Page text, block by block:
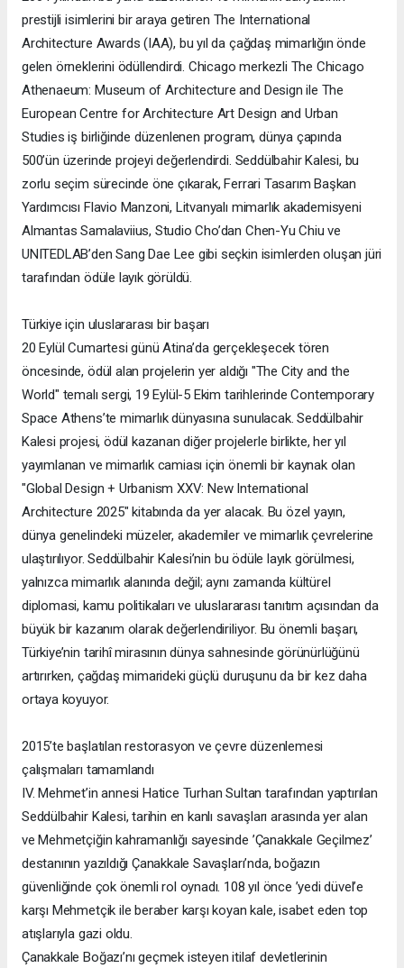
prestijli isimlerini bir araya getiren The International
Architecture Awards (IAA), bu yıl da çağdaş mimarlığın önde
gelen örneklerini ödüllendirdi. Chicago merkezli The Chicago
Athenaeum: Museum of Architecture and Design ile The
European Centre for Architecture Art Design and Urban
Studies iş birliğinde düzenlenen program, dünya çapında
500’ün üzerinde projeyi değerlendirdi. Seddülbahir Kalesi, bu
zorlu seçim sürecinde öne çıkarak, Ferrari Tasarım Başkan
Yardımcısı Flavio Manzoni, Litvanyalı mimarlık akademisyeni
Almantas Samalaviius, Studio Cho’dan Chen-Yu Chiu ve
UNITEDLAB’den Sang Dae Lee gibi seçkin isimlerden oluşan jüri
tarafından ödüle layık görüldü.
Türkiye için uluslararası bir başarı
20 Eylül Cumartesi günü Atina’da gerçekleşecek tören
öncesinde, ödül alan projelerin yer aldığı "The City and the
World" temalı sergi, 19 Eylül-5 Ekim tarihlerinde Contemporary
Space Athens’te mimarlık dünyasına sunulacak. Seddülbahir
Kalesi projesi, ödül kazanan diğer projelerle birlikte, her yıl
yayımlanan ve mimarlık camiası için önemli bir kaynak olan
"Global Design + Urbanism XXV: New International
Architecture 2025" kitabında da yer alacak. Bu özel yayın,
dünya genelindeki müzeler, akademiler ve mimarlık çevrelerine
ulaştırılıyor. Seddülbahir Kalesi’nin bu ödüle layık görülmesi,
yalnızca mimarlık alanında değil; aynı zamanda kültürel
diplomasi, kamu politikaları ve uluslararası tanıtım açısından da
büyük bir kazanım olarak değerlendiriliyor. Bu önemli başarı,
Türkiye’nin tarihî mirasının dünya sahnesinde görünürlüğünü
artırırken, çağdaş mimarideki güçlü duruşunu da bir kez daha
ortaya koyuyor.
2015’te başlatılan restorasyon ve çevre düzenlemesi
çalışmaları tamamlandı
IV. Mehmet’in annesi Hatice Turhan Sultan tarafından yaptırılan
Seddülbahir Kalesi, tarihin en kanlı savaşları arasında yer alan
ve Mehmetçiğin kahramanlığı sayesinde ’Çanakkale Geçilmez’
destanının yazıldığı Çanakkale Savaşları’nda, boğazın
güvenliğinde çok önemli rol oynadı. 108 yıl önce ’yedi düvel’e
karşı Mehmetçik ile beraber karşı koyan kale, isabet eden top
atışlarıyla gazi oldu.
Çanakkale Boğazı’nı geçmek isteyen itilaf devletlerinin